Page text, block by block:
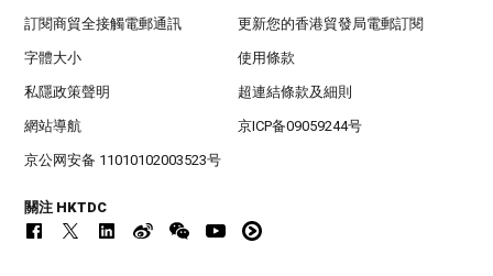
訂閱商貿全接觸電郵通訊 更新您的香港貿發局電郵訂閱
字體大小 使用條款
私隱政策聲明 超連結條款及細則
網站導航 京ICP备09059244号
京公网安备 11010102003523号
關注 HKTDC